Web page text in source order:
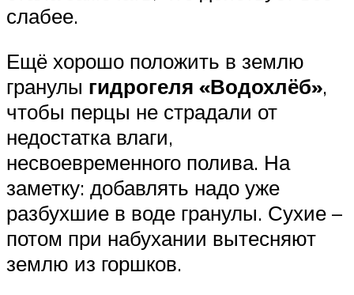
слабее.
Ещё хорошо положить в землю
гранулы гидрогеля «Водохлёб»,
чтобы перцы не страдали от
недостатка влаги,
несвоевременного полива. На
заметку: добавлять надо уже
разбухшие в воде гранулы. Сухие –
потом при набухании вытесняют
землю из горшков.